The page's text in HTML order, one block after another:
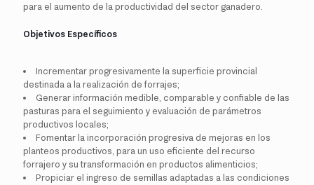
para el aumento de la productividad del sector ganadero.
Objetivos Específicos
Incrementar progresivamente la superficie provincial
destinada a la realización de forrajes;
Generar información medible, comparable y confiable de las
pasturas para el seguimiento y evaluación de parámetros
productivos locales;
Fomentar la incorporación progresiva de mejoras en los
planteos productivos, para un uso eficiente del recurso
forrajero y su transformación en productos alimenticios;
Propiciar el ingreso de semillas adaptadas a las condiciones